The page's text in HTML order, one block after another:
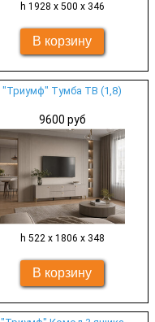
h 1928 х 500 х 346
"Триумф" Тумба ТВ (1,8)
9600 руб
h 522 х 1806 х 348